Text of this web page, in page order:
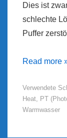
Dies ist
schlechte
Puffer
PV2HEAT
Read more
Verwendete
Heat, PT
Warmwasser